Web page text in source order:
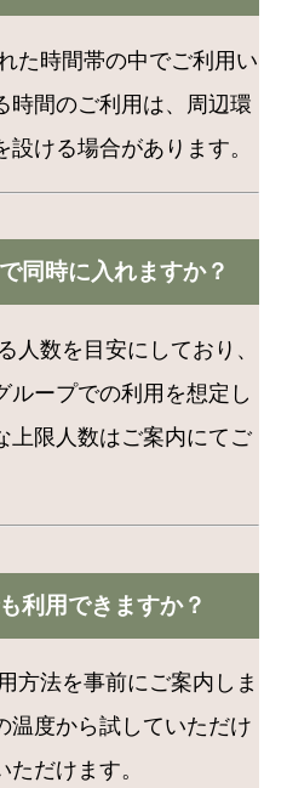
た時間帯の中でご利用い
時間のご利用は、周辺環
ける場合があります。
同時に入れますか？
人数を目安にしており、
ループでの利用を想定し
上限人数はご案内にてご
利用できますか？
方法を事前にご案内しま
温度から試していただけ
だけます。